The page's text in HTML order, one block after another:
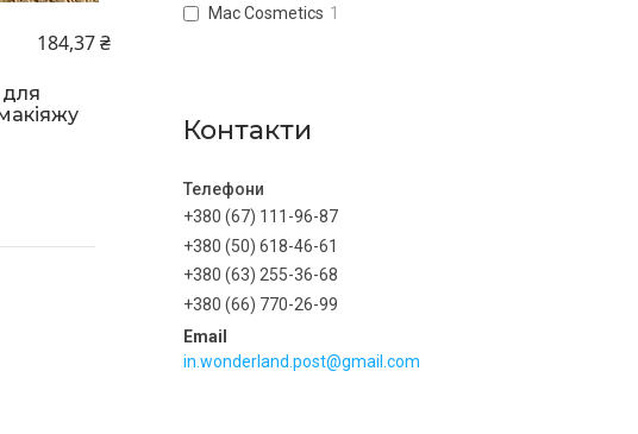
Mac Cosmetics 1
Контакти
+380 (67) 111-96-87
+380 (50) 618-46-61
+380 (63) 255-36-68
+380 (66) 770-26-99
in.wonderland.post@gmail.com
184,37 ₴